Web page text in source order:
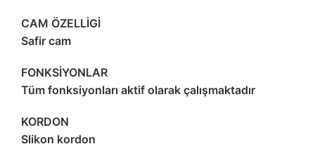
CAM ÖZELLİGİ
Safir cam
FONKSİYONLAR
Tüm fonksiyonları aktif olarak çalışmaktadır
KORDON
Slikon kordon